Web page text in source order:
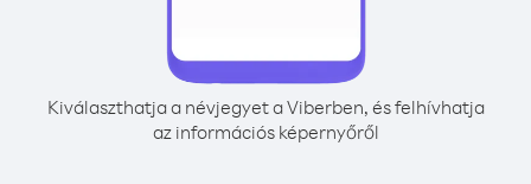
Kiválaszthatja a névjegyet a Viberben, és felhívhatja
az információs képernyőről